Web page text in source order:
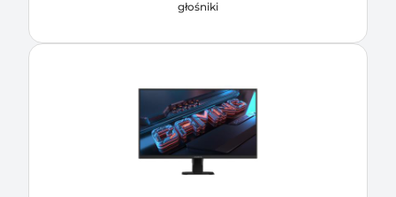
głośniki